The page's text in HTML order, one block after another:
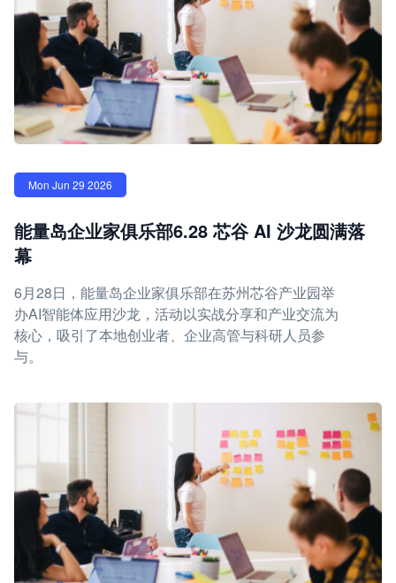
Mon Jun 29 2026
能量岛企业家俱乐部6.28 芯谷 AI 沙龙圆满落
幕
6月28日，能量岛企业家俱乐部在苏州芯谷产业园举
办AI智能体应用沙龙，活动以实战分享和产业交流为
核心，吸引了本地创业者、企业高管与科研人员参
与。